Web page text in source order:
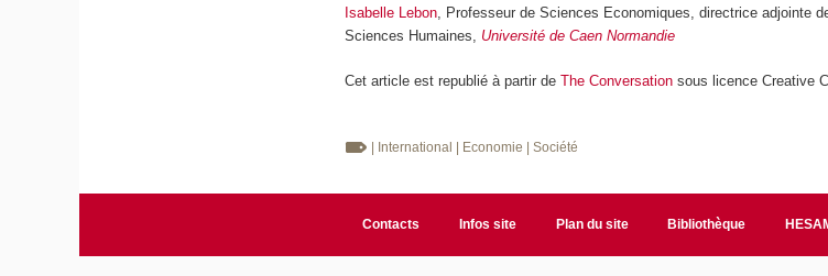
Isabelle Lebon, Professeur de Sciences Economiques, directrice adjointe
Sciences Humaines, Université de Caen Normandie
Cet article est republié à partir deThe Conversation sous licence Creative
| International | Economie | Société
Contacts Infos site Plan du site Bibliothèque